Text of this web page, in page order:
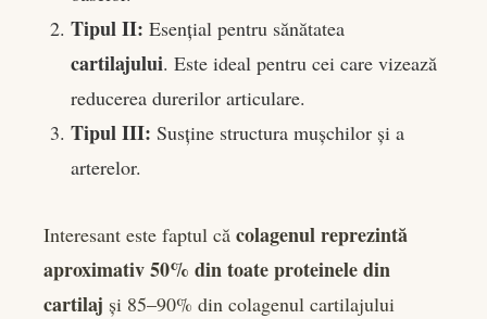
Tipul II: Esențial pentru sănătatea
cartilajului. Este ideal pentru cei care vizează
reducerea durerilor articulare.
Tipul III: Susține structura mușchilor și a
arterelor.
Interesant este faptul că colagenul reprezintă
aproximativ 50% din toate proteinele din
cartilaj și 85–90% din colagenul cartilajului